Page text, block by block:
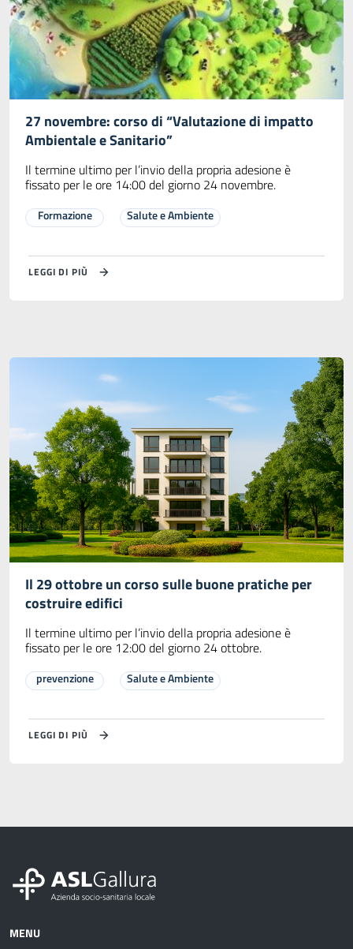
27 novembre: corso di “Valutazione di impatto
Ambientale e Sanitario”
Il termine ultimo per l’invio della propria adesione è
fissato per le ore 14:00 del giorno 24 novembre.
Formazione Salute e Ambiente
LEGGI DI PIÙ
Il 29 ottobre un corso sulle buone pratiche per
costruire edifici
Il termine ultimo per l’invio della propria adesione è
fissato per le ore 12:00 del giorno 24 ottobre.
prevenzione Salute e Ambiente
LEGGI DI PIÙ
MENU